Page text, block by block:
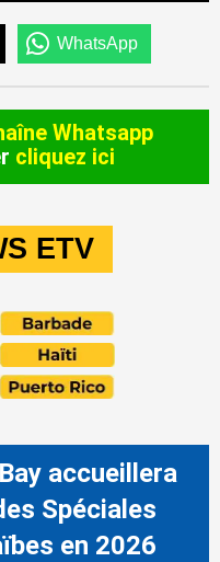
WhatsApp
Whatsapp
cliquez ici
ETV
accueillera
Spéciales
en 2026